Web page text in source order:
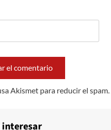
Akismet para reducir el spam.
interesar